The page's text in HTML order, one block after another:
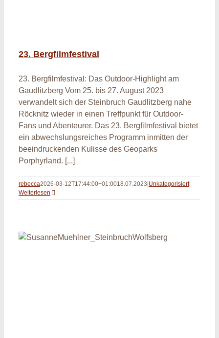
23. Bergfilmfestival
23. Bergfilmfestival: Das Outdoor-Highlight am
Gaudlitzberg Vom 25. bis 27. August 2023
verwandelt sich der Steinbruch Gaudlitzberg nahe
Röcknitz wieder in einen Treffpunkt für Outdoor-
Fans und Abenteurer. Das 23. Bergfilmfestival bietet
ein abwechslungsreiches Programm inmitten der
beeindruckenden Kulisse des Geoparks
Porphyrland. [...]
rebecca2026-03-12T17:44:00+01:0018.07.2023|Unkategorisiert|
Weiterlesen